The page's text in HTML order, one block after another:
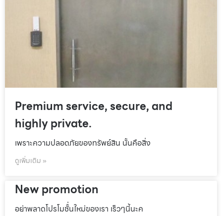
Premium service, secure, and
highly private.
เพราะความปลอดภัยของทรัพย์สิน นั้นคือสิ่ง
ดูเพิ่มเติม »
New promotion
อย่าพลาดโปรโมชั้่นใหม่ของเรา เร็วๆนี้นะค